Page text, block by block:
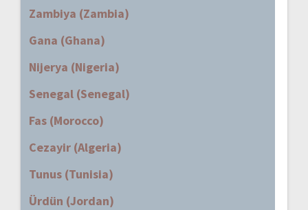
Zambiya (Zambia)
Gana (Ghana)
Nijerya (Nigeria)
Senegal (Senegal)
Fas (Morocco)
Cezayir (Algeria)
Tunus (Tunisia)
Ürdün (Jordan)